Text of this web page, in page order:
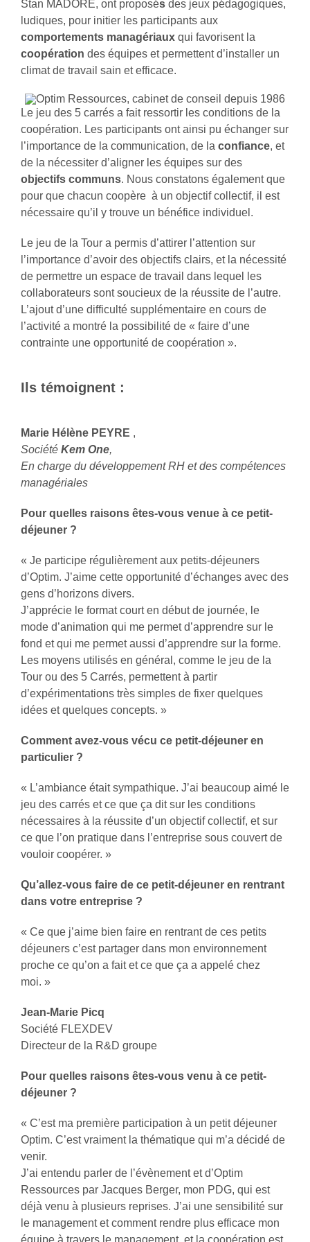
Stan MADORE, ont proposés des jeux pédagogiques,
ludiques, pour initier les participants aux
comportements managériaux qui favorisent la
coopération des équipes et permettent d’installer un
climat de travail sain et efficace.
Le jeu des 5 carrés a fait ressortir les conditions de la
coopération. Les participants ont ainsi pu échanger sur
l’importance de la communication, de la confiance, et
de la nécessiter d’aligner les équipes sur des
objectifs communs. Nous constatons également que
pour que chacun coopère à un objectif collectif, il est
nécessaire qu’il y trouve un bénéfice individuel.
Le jeu de la Tour a permis d’attirer l’attention sur
l’importance d’avoir des objectifs clairs, et la nécessité
de permettre un espace de travail dans lequel les
collaborateurs sont soucieux de la réussite de l’autre.
L’ajout d’une difficulté supplémentaire en cours de
l’activité a montré la possibilité de « faire d’une
contrainte une opportunité de coopération ».
Ils témoignent :
Marie Hélène PEYRE ,
Société Kem One,
En charge du développement RH et des compétences
managériales
Pour quelles raisons êtes-vous venue à ce petit-
déjeuner ?
« Je participe régulièrement aux petits-déjeuners
d’Optim. J’aime cette opportunité d’échanges avec des
gens d’horizons divers.
J’apprécie le format court en début de journée, le
mode d’animation qui me permet d’apprendre sur le
fond et qui me permet aussi d’apprendre sur la forme.
Les moyens utilisés en général, comme le jeu de la
Tour ou des 5 Carrés, permettent à partir
d’expérimentations très simples de fixer quelques
idées et quelques concepts. »
Comment avez-vous vécu ce petit-déjeuner en
particulier ?
« L’ambiance était sympathique. J’ai beaucoup aimé le
jeu des carrés et ce que ça dit sur les conditions
nécessaires à la réussite d’un objectif collectif, et sur
ce que l’on pratique dans l’entreprise sous couvert de
vouloir coopérer. »
Qu’allez-vous faire de ce petit-déjeuner en rentrant
dans votre entreprise ?
« Ce que j’aime bien faire en rentrant de ces petits
déjeuners c’est partager dans mon environnement
proche ce qu’on a fait et ce que ça a appelé chez
moi. »
Jean-Marie Picq
Société FLEXDEV
Directeur de la R&D groupe
Pour quelles raisons êtes-vous venu à ce petit-
déjeuner ?
« C’est ma première participation à un petit déjeuner
Optim. C’est vraiment la thématique qui m’a décidé de
venir.
J’ai entendu parler de l’évènement et d’Optim
Ressources par Jacques Berger, mon PDG, qui est
déjà venu à plusieurs reprises. J’ai une sensibilité sur
le management et comment rendre plus efficace mon
équipe à travers le management, et la coopération est